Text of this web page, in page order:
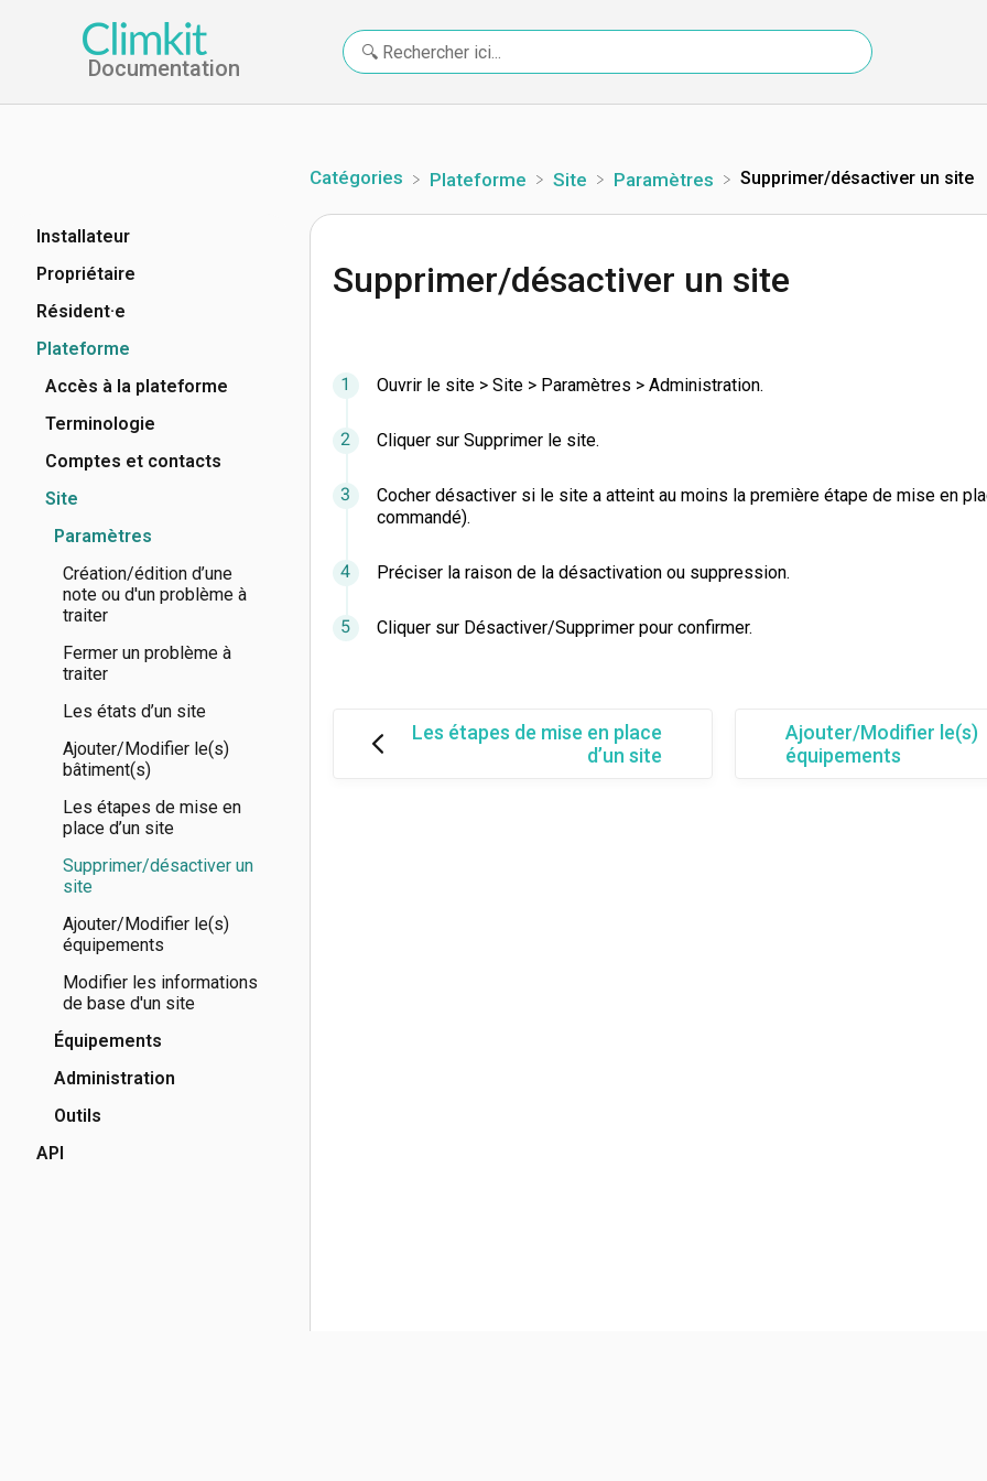
Documentation
Installateur
Propriétaire
Résident·e
Plateforme
Accès à la plateforme
Terminologie
Comptes et contacts
Site
Paramètres
Création/édition d’une
note ou d'un problème à
traiter
Fermer un problème à
traiter
Les états d’un site
Ajouter/Modifier le(s)
bâtiment(s)
Les étapes de mise en
place d’un site
Supprimer/désactiver un
site
Ajouter/Modifier le(s)
équipements
Modifier les informations
de base d'un site
Équipements
Administration
Outils
API
Catégories ​Plateforme ​Site ​Paramètres Supprimer/désactiver un site
Supprimer/désactiver un site
Ouvrir le site > Site > Paramètres > Administration.
Cliquer sur Supprimer le site.
Cocher désactiver si le site a atteint au moins la première étape de mise en
commandé).
Préciser la raison de la désactivation ou suppression.
Cliquer sur Désactiver/Supprimer pour confirmer.
Les étapes de mise en place
d’un site
Ajouter/Modifier le(s)
équipements